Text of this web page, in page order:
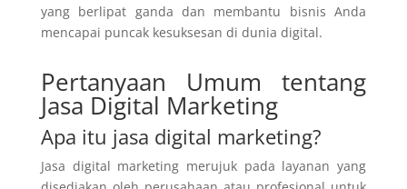
yang berlipat ganda dan membantu bisnis Anda
mencapai puncak kesuksesan di dunia digital.
Pertanyaan Umum tentang
Jasa Digital Marketing
Apa itu jasa digital marketing?
Jasa digital marketing merujuk pada layanan yang